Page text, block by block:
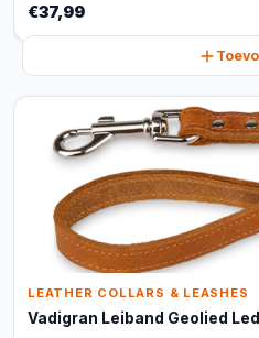
€37,99
LEATHER COLLARS & LEASHES
Vadigran Leiband Geolied